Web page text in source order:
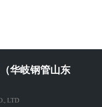
华岐钢管山东
LTD